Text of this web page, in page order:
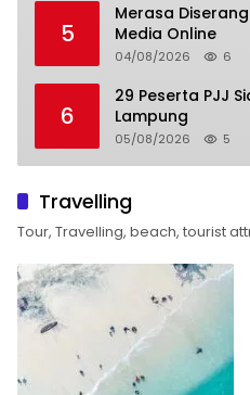
5
Merasa
Media Online
04/08/2026 6
6
29 Peserta PJJ Siap
Lampung
05/08/2026 5
Travelling
Tour, Travelling, beach, tourist